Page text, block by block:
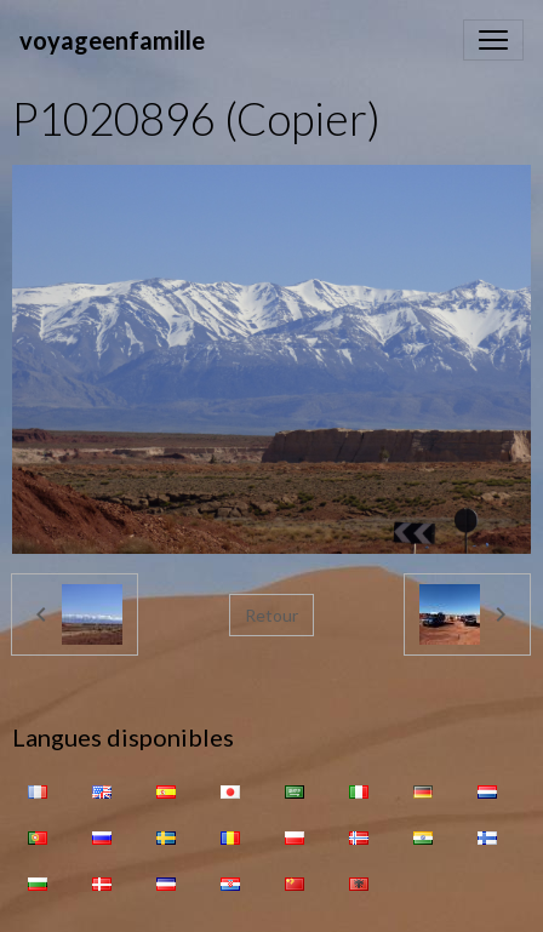
voyageenfamille
P1020896 (Copier)
Retour
Langues disponibles